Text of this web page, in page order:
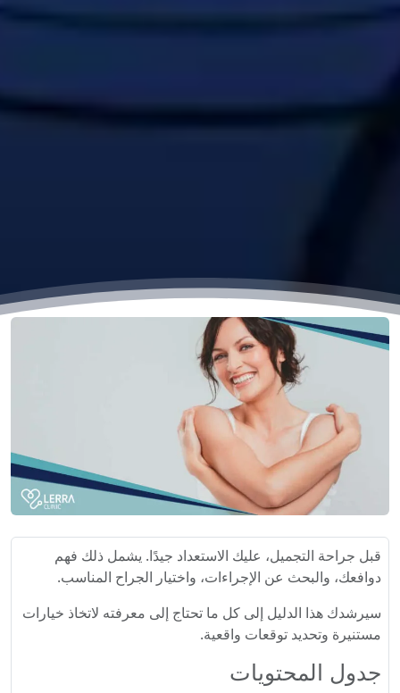
قبل جراحة التجميل، عليك الاستعداد جيدًا. يشمل ذلك فهم
دوافعك، والبحث عن الإجراءات، واختيار الجراح المناسب.
سيرشدك هذا الدليل إلى كل ما تحتاج إلى معرفته لاتخاذ خيارات
مستنيرة وتحديد توقعات واقعية.
جدول المحتويات